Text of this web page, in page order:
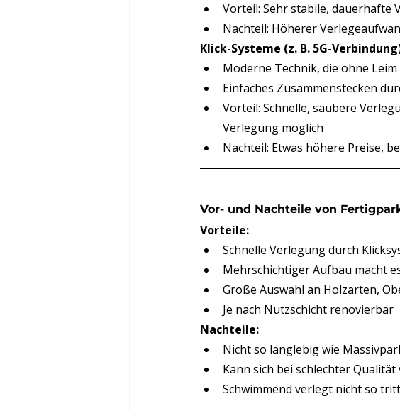
Vorteil: Sehr stabile, dauerhafte
Nachteil: Höherer
Klick-Systeme (z. B. 5G-
Moderne Technik, die ohne
Einfaches Zusammenstecken
Vorteil: Schnelle, saubere
Verlegung möglich
Nachteil: Etwas höhere Preise,
Vor- und Nachteile von
Vorteile:
Schnelle Verlegung durch
Mehrschichtiger Aufbau macht
Große Auswahl an Holzarten,
Je nach Nutzschicht renovierbar
Nachteile:
Nicht so langlebig wie
Kann sich bei schlechter Qualität
Schwimmend verlegt nicht so